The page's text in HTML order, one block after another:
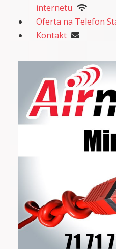
internetu
Oferta na Telefon
Kontakt